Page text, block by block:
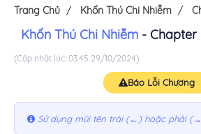
Trang Chủ Khốn Thú Chi Nhiễm
Khốn Thú Chi Nhiễm - Chapter
(Cập nhật lúc: 03:45 29/10/2024)
Báo Lỗi Chương
Sử dụng mũi tên trái (←) hoặc phải